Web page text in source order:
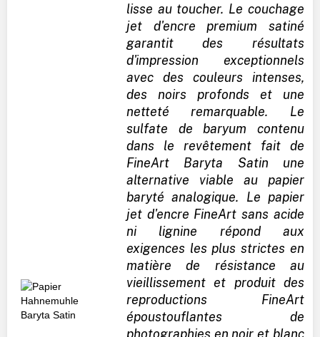
lisse au toucher. Le couchage
jet d'encre premium satiné
garantit des résultats
d'impression exceptionnels
avec des couleurs intenses,
des noirs profonds et une
netteté remarquable. Le
sulfate de baryum contenu
dans le revêtement fait de
FineArt Baryta Satin une
alternative viable au papier
baryté analogique. Le papier
jet d'encre FineArt sans acide
ni lignine répond aux
exigences les plus strictes en
matière de résistance au
vieillissement et produit des
reproductions FineArt
époustouflantes de
photographies en noir et blanc